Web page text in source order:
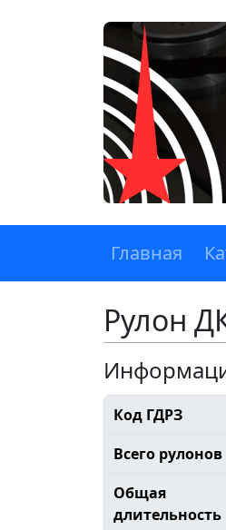
Главная
Рулон
Код ГДРЗ
Всего рулонов
Общая
длительность